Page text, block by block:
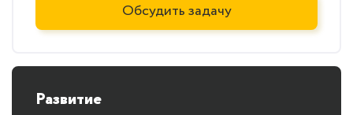
Обсудить задачу
Развитие